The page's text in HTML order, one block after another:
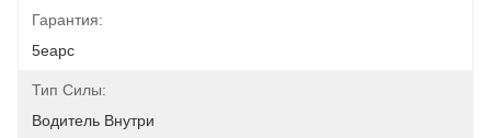
Гарантия:
5еарс
Тип Силы:
Водитель Внутри